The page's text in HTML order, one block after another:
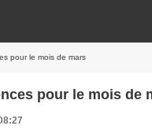
pour le mois de mars
pour le mois de